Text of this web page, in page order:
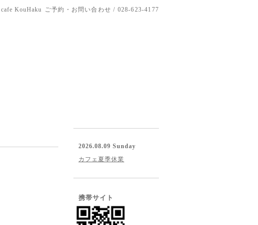
KouHaku ご予約・お問い合わせ / 028-623-4177
2026.08.09 Sunday
カフェ夏季休業
携帯サイト